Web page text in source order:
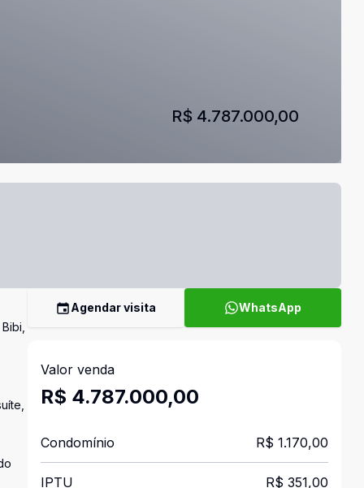
R$ 4.787.000,00
Agendar visita WhatsApp
Valor venda
R$ 4.787.000,00
Condomínio R$ 1.170,00
IPTU R$ 351,00